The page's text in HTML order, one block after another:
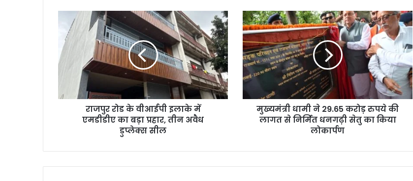
राजपुर रोड के वीआईपी इलाके में
एमडीडीए का बड़ा प्रहार, तीन अवैध
डुप्लेक्स सील
मुख्यमंत्री धामी ने 29.65 करोड़ रुपये की
लागत से निर्मित धनगढ़ी सेतु का किया
लोकार्पण